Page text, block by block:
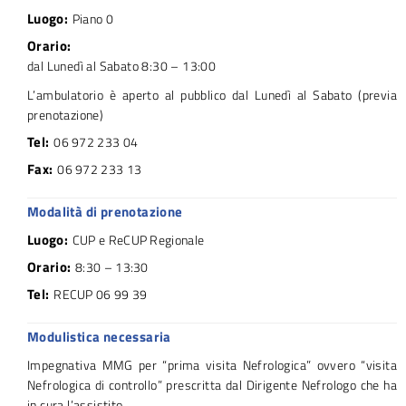
Luogo: Piano 0
Orario:
dal Lunedì al Sabato 8:30 – 13:00
L’ambulatorio è aperto al pubblico dal Lunedì al Sabato (previa
prenotazione)
Tel: 06 972 233 04
Fax: 06 972 233 13
Modalità di prenotazione
Luogo: CUP e ReCUP Regionale
Orario: 8:30 – 13:30
Tel: RECUP 06 99 39
Modulistica necessaria
Impegnativa MMG per “prima visita Nefrologica” ovvero “visita
Nefrologica di controllo” prescritta dal Dirigente Nefrologo che ha